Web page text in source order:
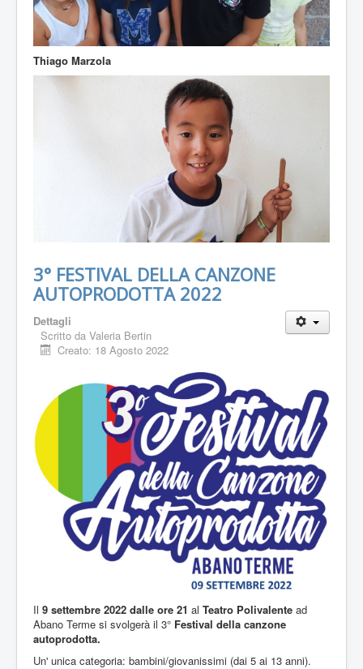
Thiago Marzola
3° FESTIVAL DELLA CANZONE
AUTOPRODOTTA 2022
Dettagli
Scritto da Valeria Bertin
Creato: 18 Agosto 2022
Il 9 settembre 2022 dalle ore 21 al Teatro Polivalente ad
Abano Terme si svolgerà il 3° Festival della canzone
autoprodotta.
Un' unica categoria: bambini/giovanissimi (dai 5 ai 13 anni).